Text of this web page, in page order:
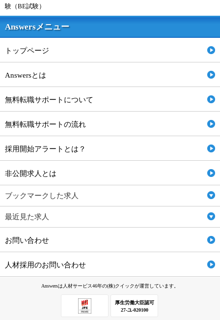
験（BE試験）
Answersメニュー
トップページ
Answersとは
無料転職サポートについて
無料転職サポートの流れ
採用開始アラートとは？
非公開求人とは
ブックマークした求人
最近見た求人
お問い合わせ
人材採用のお問い合わせ
Answersは人材サービス46年の(株)クイックが運営しています。
厚生労働大臣認可
27-ユ-020100